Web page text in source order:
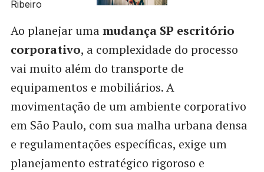
Ao planejar umamudança SP escritório
corporativo, a complexidade do processo
vai muito além do transporte de
equipamentos e mobiliários. A
movimentação de um ambiente corporativo
em São Paulo, com sua malha urbana densa
e regulamentações específicas, exige um
planejamento estratégico rigoroso e